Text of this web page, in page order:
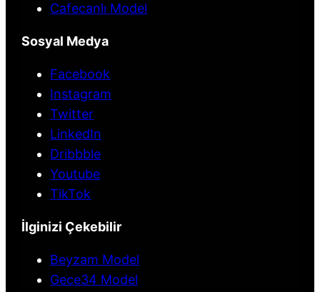
Cafecanlı Model
Sosyal Medya
Facebook
Instagram
Twitter
LinkedIn
Dribbble
Youtube
TikTok
İlginizi Çekebilir
Beyzam Model
Gece34 Model